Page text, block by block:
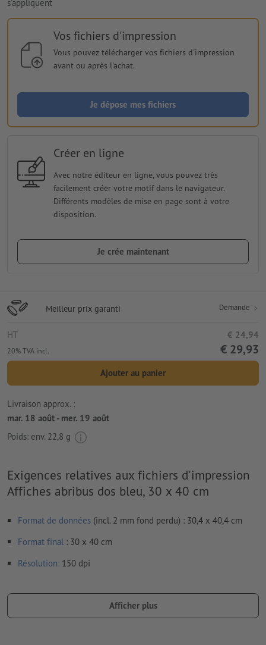
s'appliquent
Vos fichiers d'impression
Vous pouvez télécharger vos fichiers d'impression
avant ou après l'achat.
Je dépose mes fichiers
Créer en ligne
Avec notre éditeur en ligne, vous pouvez très
facilement créer votre motif dans le navigateur.
Différents modèles de mise en page sont à votre
disposition.
Je crée maintenant
Meilleur prix garanti Demande
HT € 24,94
20% TVA incl. € 29,93
Ajouter au panier
Livraison approx. :
mar. 18 août - mer. 19 août
Poids: env. 22,8 g
Exigences relatives aux fichiers d'impression
Affiches abribus dos bleu, 30 x 40 cm
Format de données (incl. 2 mm fond perdu) : 30,4 x 40,4 cm
Format final : 30 x 40 cm
Résolution: 150 dpi
Les polices de caractèresdoivent être incorporées ou les textes
Afficher plus